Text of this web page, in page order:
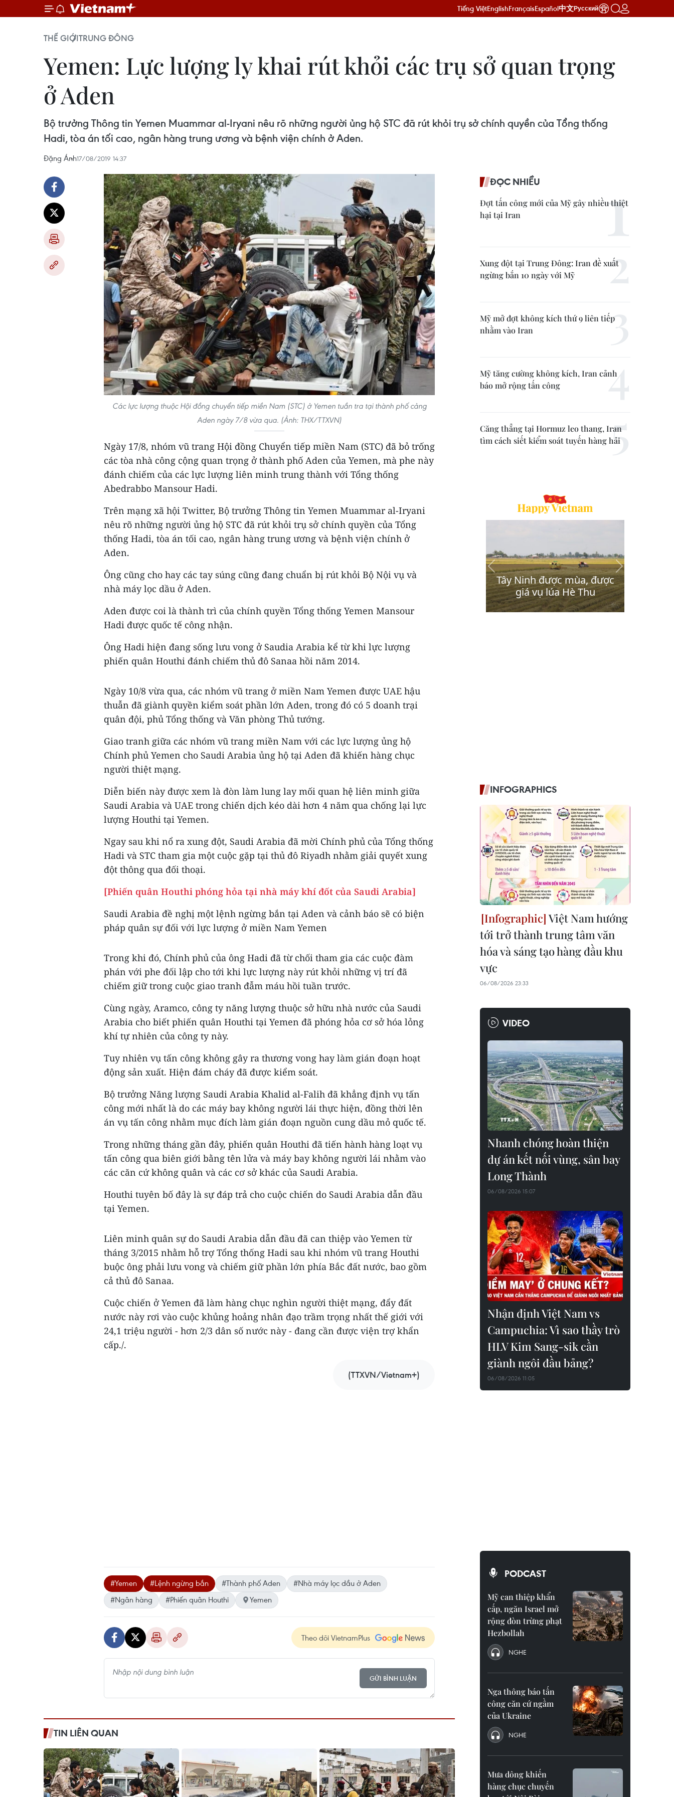
Tiếng ViệtEnglishFrançaisEspañol中文Русский
THẾ GIỚITRUNG ĐÔNG
Yemen: Lực lượng ly khai rút khỏi các trụ sở quan trọng
ở Aden
Bộ trưởng Thông tin Yemen Muammar al-Iryani nêu rõ những người ủng hộ STC đã rút khỏi trụ sở chính quyền của Tổng thống
Hadi, tòa án tối cao, ngân hàng trung ương và bệnh viện chính ở Aden.
Đặng Ánh17/08/2019 14:37
Các lực lượng thuộc Hội đồng chuyển tiếp miền Nam (STC) ở Yemen tuần tra tại thành phố cảng
Aden ngày 7/8 vừa qua. (Ảnh: THX/TTXVN)
Ngày 17/8, nhóm vũ trang Hội đồng Chuyển tiếp miền Nam (STC) đã bỏ trống
các tòa nhà công cộng quan trọng ở thành phố Aden của Yemen, mà phe này
đánh chiếm của các lực lượng liên minh trung thành với Tổng thống
Abedrabbo Mansour Hadi.
Trên mạng xã hội Twitter, Bộ trưởng Thông tin Yemen Muammar al-Iryani
nêu rõ những người ủng hộ STC đã rút khỏi trụ sở chính quyền của Tổng
thống Hadi, tòa án tối cao, ngân hàng trung ương và bệnh viện chính ở
Aden.
Ông cũng cho hay các tay súng cũng đang chuẩn bị rút khỏi Bộ Nội vụ và
nhà máy lọc dầu ở Aden.
Aden được coi là thành trì của chính quyền Tổng thống Yemen Mansour
Hadi được quốc tế công nhận.
Ông Hadi hiện đang sống lưu vong ở Saudia Arabia kể từ khi lực lượng
phiến quân Houthi đánh chiếm thủ đô Sanaa hồi năm 2014.
Ngày 10/8 vừa qua, các nhóm vũ trang ở miền Nam Yemen được UAE hậu
thuẫn đã giành quyền kiểm soát phần lớn Aden, trong đó có 5 doanh trại
quân đội, phủ Tổng thống và Văn phòng Thủ tướng.
Giao tranh giữa các nhóm vũ trang miền Nam với các lực lượng ủng hộ
Chính phủ Yemen cho Saudi Arabia ủng hộ tại Aden đã khiến hàng chục
người thiệt mạng.
Diễn biến này được xem là đòn làm lung lay mối quan hệ liên minh giữa
Saudi Arabia và UAE trong chiến dịch kéo dài hơn 4 năm qua chống lại lực
lượng Houthi tại Yemen.
Ngay sau khi nổ ra xung đột, Saudi Arabia đã mời Chính phủ của Tổng thống
Hadi và STC tham gia một cuộc gặp tại thủ đô Riyadh nhằm giải quyết xung
đột thông qua đối thoại.
[Phiến quân Houthi phóng hỏa tại nhà máy khí đốt của Saudi Arabia]
Saudi Arabia đề nghị một lệnh ngừng bắn tại Aden và cảnh báo sẽ có biện
pháp quân sự đối với lực lượng ở miền Nam Yemen
Trong khi đó, Chính phủ của ông Hadi đã từ chối tham gia các cuộc đàm
phán với phe đối lập cho tới khi lực lượng này rút khỏi những vị trí đã
chiếm giữ trong cuộc giao tranh đẫm máu hồi tuần trước.
Cùng ngày, Aramco, công ty năng lượng thuộc sở hữu nhà nước của Saudi
Arabia cho biết phiến quân Houthi tại Yemen đã phóng hỏa cơ sở hóa lỏng
khí tự nhiên của công ty này.
Tuy nhiên vụ tấn công không gây ra thương vong hay làm gián đoạn hoạt
động sản xuất. Hiện đám cháy đã được kiểm soát.
Bộ trưởng Năng lượng Saudi Arabia Khalid al-Falih đã khẳng định vụ tấn
công mới nhất là do các máy bay không người lái thực hiện, đồng thời lên
án vụ tấn công nhằm mục đích làm gián đoạn nguồn cung dầu mỏ quốc tế.
Trong những tháng gần đây, phiến quân Houthi đã tiến hành hàng loạt vụ
tấn công qua biên giới bằng tên lửa và máy bay không người lái nhằm vào
các căn cứ không quân và các cơ sở khác của Saudi Arabia.
Houthi tuyên bố đây là sự đáp trả cho cuộc chiến do Saudi Arabia dẫn đầu
tại Yemen.
Liên minh quân sự do Saudi Arabia dẫn đầu đã can thiệp vào Yemen từ
tháng 3/2015 nhằm hỗ trợ Tổng thống Hadi sau khi nhóm vũ trang Houthi
buộc ông phải lưu vong và chiếm giữ phần lớn phía Bắc đất nước, bao gồm
cả thủ đô Sanaa.
Cuộc chiến ở Yemen đã làm hàng chục nghìn người thiệt mạng, đẩy đất
nước này rơi vào cuộc khủng hoảng nhân đạo trầm trọng nhất thế giới với
24,1 triệu người - hơn 2/3 dân số nước này - đang cần được viện trợ khẩn
cấp./.
(TTXVN/Vietnam+)
#Yemen #Lệnh ngừng bắn #Thành phố Aden
#Nhà máy lọc dầu ở Aden
#Ngân hàng
#Phiến quân Houthi Yemen
Theo dõi VietnamPlus
GỬI BÌNH LUẬN
TIN LIÊN QUAN
ĐỌC NHIỀU
Đợt tấn công mới của Mỹ gây nhiều thiệt
hại tại Iran
Xung đột tại Trung Đông: Iran đề xuất
ngừng bắn 10 ngày với Mỹ
Mỹ mở đợt không kích thứ 9 liên tiếp
nhằm vào Iran
Mỹ tăng cường không kích, Iran cảnh
báo mở rộng tấn công
Căng thẳng tại Hormuz leo thang, Iran
tìm cách siết kiểm soát tuyến hàng hải
INFOGRAPHICS
Việt Nam hướng
tới trở thành trung tâm văn
hóa và sáng tạo hàng đầu khu
vực
06/08/2026 23:33
VIDEO
Nhanh chóng hoàn thiện
dự án kết nối vùng, sân bay
Long Thành
06/08/2026 15:07
Nhận định Việt Nam vs
Campuchia: Vì sao thầy trò
HLV Kim Sang-sik cần
giành ngôi đầu bảng?
06/08/2026 11:05
PODCAST
Mỹ can thiệp khẩn
cấp, ngăn Israel mở
rộng đòn trừng phạt
Hezbollah
NGHE
Nga thông báo tấn
công căn cứ ngầm
của Ukraine
NGHE
Mưa dông khiến
hàng chục chuyến